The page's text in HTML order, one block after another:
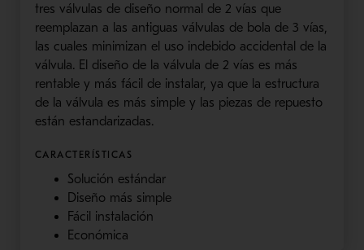
tres válvulas de diseño normal de 2 vías que
reemplazan a las antiguas válvulas de bola de 3 vías,
las cuales minimizan el uso indebido accidental de la
válvula. El diseño de la válvula de 2 vías es más
rentable y más fácil de instalar, ya que la estructura
de la válvula es más simple y las piezas de repuesto
están estandarizadas.
CARACTERÍSTICAS
Solución estándar
Diseño más simple
Fácil instalación
Económica